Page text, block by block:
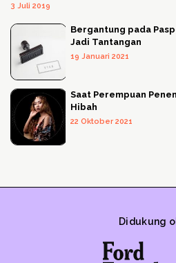
3 Juli 2019
Bergantung pada
Jadi Tantangan
19 Januari 2021
Saat Perempuan
Hibah
22 Oktober 2021
Didukung